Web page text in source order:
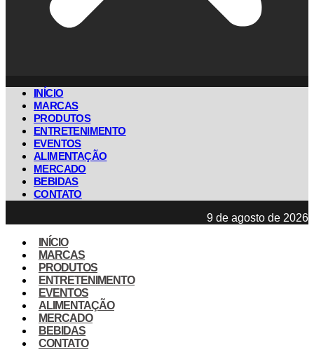
INÍCIO
MARCAS
PRODUTOS
ENTRETENIMENTO
EVENTOS
ALIMENTAÇÃO
MERCADO
BEBIDAS
CONTATO
9 de agosto de 2026
INÍCIO
MARCAS
PRODUTOS
ENTRETENIMENTO
EVENTOS
ALIMENTAÇÃO
MERCADO
BEBIDAS
CONTATO